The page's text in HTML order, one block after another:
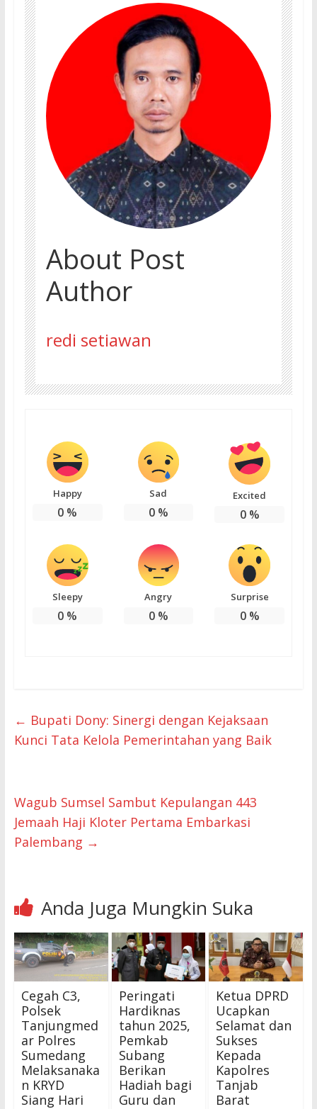
About Post
Author
redi setiawan
Happy
0 %
Sad
0%
Excited
0%
Sleepy
0 %
Angry
0%
Surprise
0%
← Bupati Dony: Sinergi dengan Kejaksaan
Kunci Tata Kelola Pemerintahan yang Baik
Wagub Sumsel Sambut Kepulangan 443
Jemaah Haji Kloter Pertama Embarkasi
Palembang →
Anda Juga Mungkin Suka
Cegah C3,
Polsek
Tanjungmed
ar Polres
Sumedang
Melaksanaka
n KRYD
Siang Hari
Peringati
Hardiknas
tahun 2025,
Pemkab
Subang
Berikan
Hadiah bagi
Guru dan
Ketua DPRD
Ucapkan
Selamat dan
Sukses
Kepada
Kapolres
Tanjab
Barat